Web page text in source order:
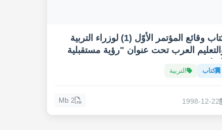
كتاب وقائع المؤتمر الأوّل (1) لوزراء التربية
العرب تحت عنوان "رؤية مستقبلية
كتاب التربية
1998-12-22
2 Mb